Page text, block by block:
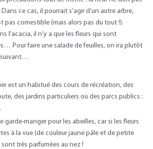
ce cas, il pourrait s’agir d’un autre arbre,
pas comestible (mais alors pas du tout !).
l’acacia, il n’y a que les fleurs qui sont
Pour faire une salade de feuilles, on ira plutôt
suivant…
est un habitué des cours de récréation, des
des jardins particuliers ou des parcs publics :
.
garde-manger pour les abeilles, car si les fleurs
à la vue (de couleur jaune pâle et de petite
très parfumées au nez !